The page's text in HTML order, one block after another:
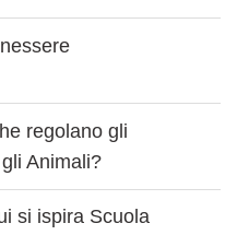
regolano gli
Animali?
si ispira Scuola